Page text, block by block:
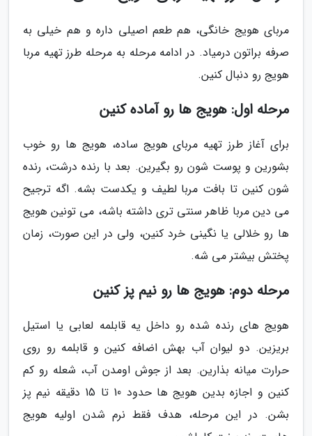
مربای هویج خانگی، هم طعم اصیلی داره و هم خیلی به
صرفه براتون درمیاد. در ادامه مرحله به مرحله طرز تهیه مربا
هویج رو دنبال کنین.
مرحله اول: هویج ها رو آماده کنین
برای آغاز طرز تهیه مربای هویج ساده، هویج ها رو خوب
بشورین و پوست شون رو بگیرین. بعد با رنده درشت، رنده
شون کنین تا بافت مربا لطیف و یکدست بشه. اگه ترجیح
می دین مربا ظاهر سنتی تری داشته باشه، می تونین هویج
ها رو خلالی یا نگینی خرد کنین، ولی در این صورت، زمان
پختش بیشتر می شه.
مرحله دوم: هویج ها رو نیم پز کنین
هویج های رنده شده رو داخل یه قابلمه لعابی یا استیل
بریزین. دو لیوان آب بهش اضافه کنین و قابلمه رو روی
حرارت میانه بذارین. بعد از جوش اومدن آب، شعله رو کم
کنین و اجازه بدین هویج ها حدود 10 تا 15 دقیقه نیم پز
بشن. در این مرحله، هدف فقط نرم شدن اولیه هویج